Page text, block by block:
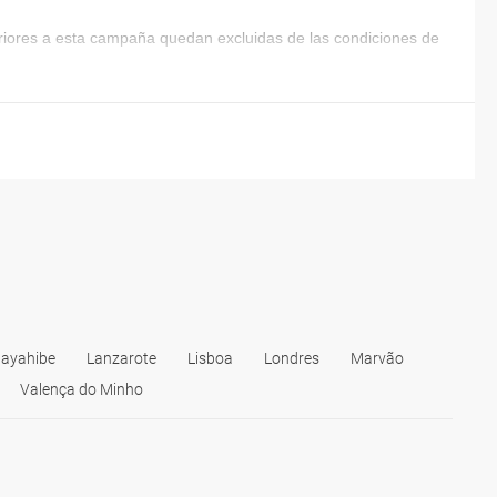
a esta campaña quedan excluidas de las condiciones de
Lanzarote Lisboa Londres
Marvão
Valença do Minho